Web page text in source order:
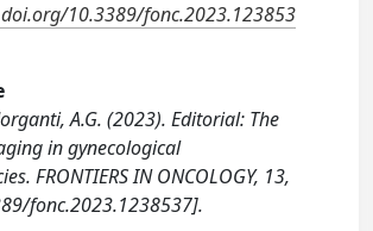
10.3389/fonc.2023.123853
A.G. (2023). Editorial: The
in gynecological
FRONTIERS IN ONCOLOGY, 13,
fonc.2023.1238537].